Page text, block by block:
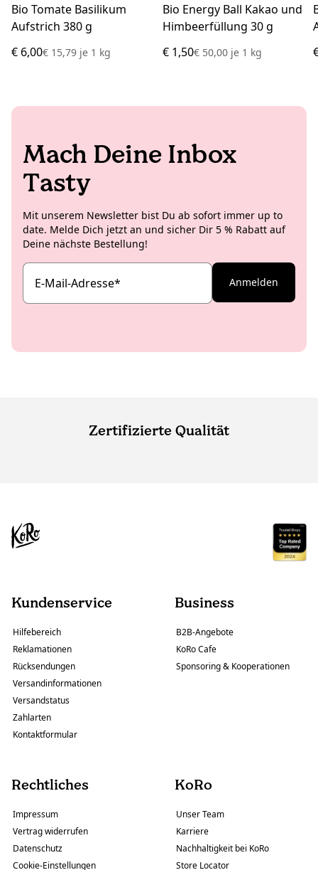
Bio Tomate Basilikum
Aufstrich 380 g
€ 6,00€ 15,79 je 1 kg
Bio Energy Ball Kakao und
Himbeerfüllung 30 g
€ 1,50€ 50,00 je1 kg
Mach Deine Inbox
Tasty
Mit unserem Newsletter bist Du ab sofort immer up to
date. Melde Dich jetzt an und sicher Dir 5 % Rabatt auf
Deine nächste Bestellung!
E-Mail-Adresse* Anmelden
Zertifizierte Qualität
Kundenservice
Hilfebereich
Reklamationen
Rücksendungen
Versandinformationen
Versandstatus
Zahlarten
Kontaktformular
Business
B2B-Angebote
KoRo Cafe
Sponsoring & Kooperationen
Rechtliches
Impressum
Vertrag widerrufen
Datenschutz
Cookie-Einstellungen
KoRo
Unser Team
Karriere
Nachhaltigkeit bei KoRo
Store Locator